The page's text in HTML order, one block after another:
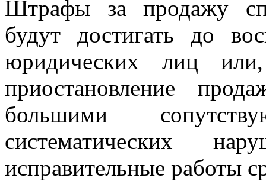
Штрафы за продажу
будут достигать до
юридических лиц
приостановление
большими
систематических
исправительные работы